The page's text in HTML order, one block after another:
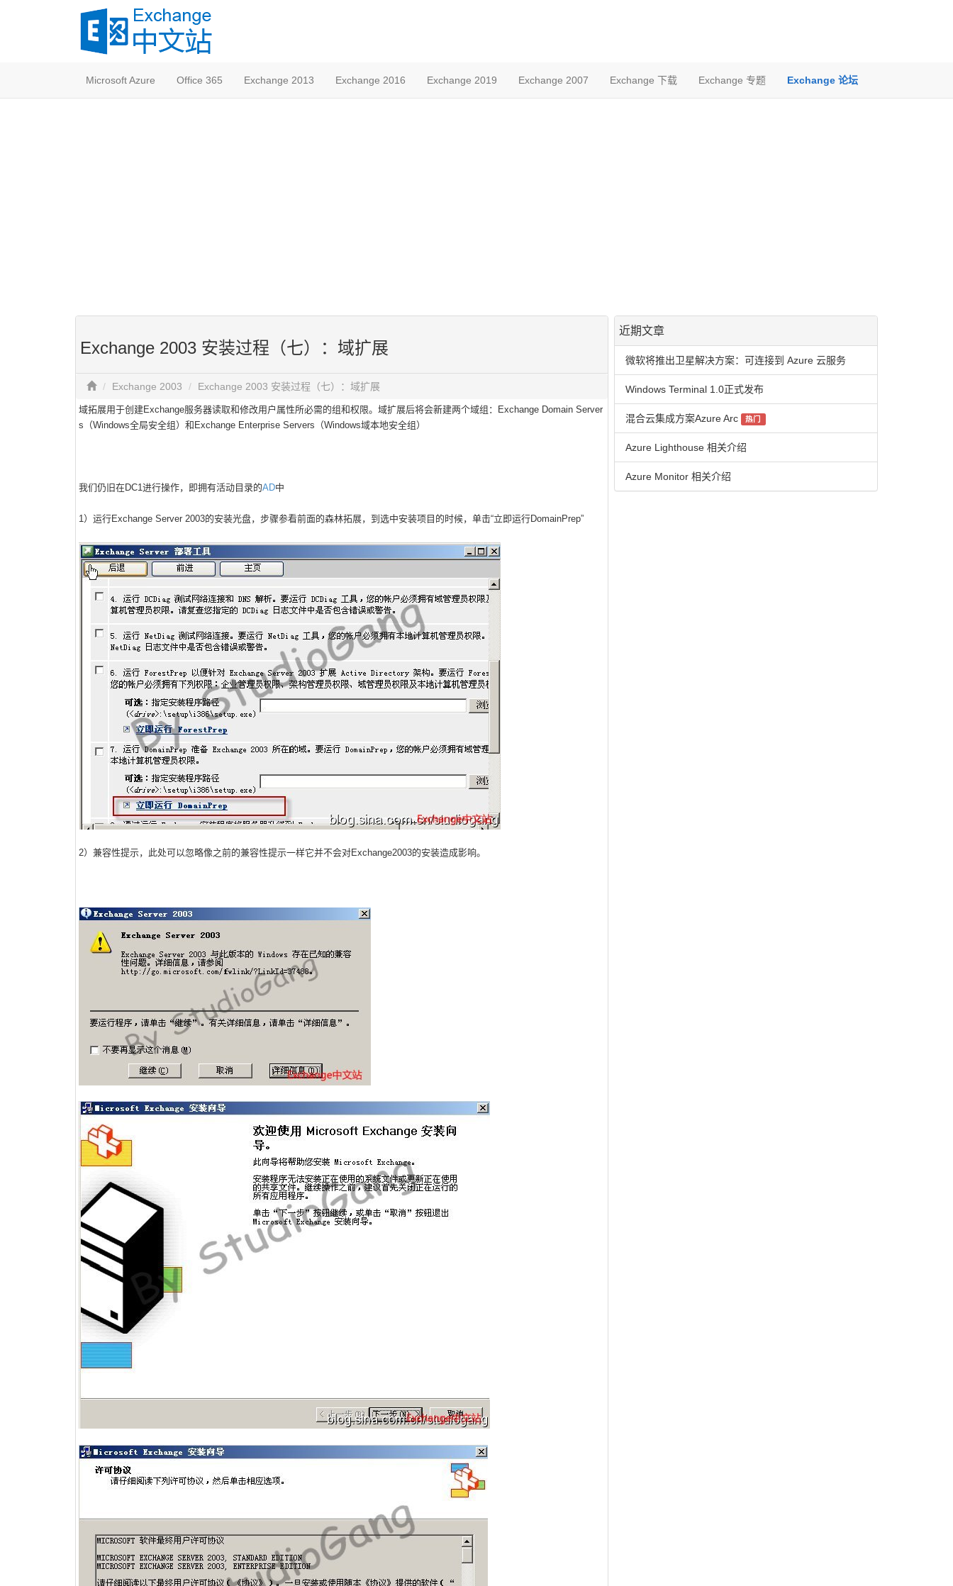
Microsoft Azure Office 365 Exchange 2013 Exchange 2016 Exchange 2019 Exchange 2007 Exchange 下载 Exchange 专题 Exchange 论坛
Exchange 2003 安装过程（七）：域扩展
Exchange 2003 Exchange 2003 安装过程（七）：域扩展
域拓展用于创建Exchange服务器读取和修改用户属性所必需的组和权限。域扩展后将会新建两个域组：Exchange Domain Server
s（Windows全局安全组）和Exchange Enterprise Servers（Windows域本地安全组）
我们仍旧在DC1进行操作，即拥有活动目录的AD中
1）运行Exchange Server 2003的安装光盘，步骤参看前面的森林拓展，到选中安装项目的时候，单击“立即运行DomainPrep”
2）兼容性提示，此处可以忽略像之前的兼容性提示一样它并不会对Exchange2003的安装造成影响。
近期文章
微软将推出卫星解决方案：可连接到 Azure 云服务
Windows Terminal 1.0正式发布
混合云集成方案Azure Arc 热门
Azure Lighthouse 相关介绍
Azure Monitor 相关介绍